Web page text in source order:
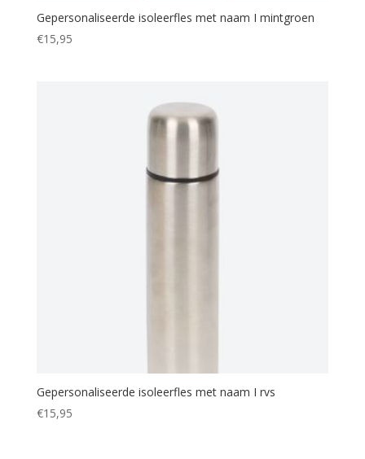
Gepersonaliseerde isoleerfles met naam I mintgroen
€15,95
Gepersonaliseerde isoleerfles met naam I rvs
€15,95